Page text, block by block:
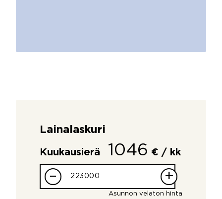
Lainalaskuri
Kuukausierä 1046 € / kk
– +
Asunnon velaton hinta